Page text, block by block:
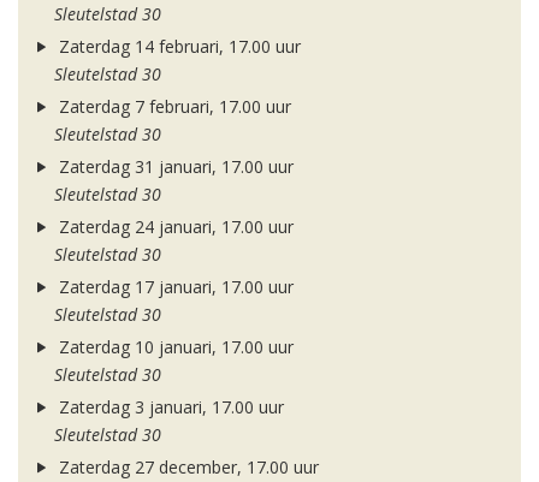
Sleutelstad 30
Zaterdag 14 februari, 17.00 uur
Sleutelstad 30
Zaterdag 7 februari, 17.00 uur
Sleutelstad 30
Zaterdag 31 januari, 17.00 uur
Sleutelstad 30
Zaterdag 24 januari, 17.00 uur
Sleutelstad 30
Zaterdag 17 januari, 17.00 uur
Sleutelstad 30
Zaterdag 10 januari, 17.00 uur
Sleutelstad 30
Zaterdag 3 januari, 17.00 uur
Sleutelstad 30
Zaterdag 27 december, 17.00 uur